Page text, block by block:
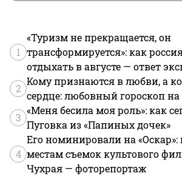
1
«Туризм не прекращается, он
трансформируется»: как
отдыхать в августе — ответ
2
Кому признаются в любви, а
сердце: любовный гороскоп на
3
«Меня бесила моя роль»: как
Пуговка из «Папиных дочек»
4
Его номинировали на «Оскар»:
местам съемок культового
Чухрая — фоторепортаж